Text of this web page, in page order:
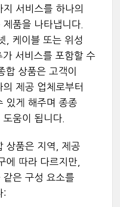
서비스를 하나의
품을 나타냅니다.
, 케이블 또는 위성
서비스를 포함할 수
합 상품은 고객이
제공 업체로부터
있게 해주며 종종
움이 됩니다.
상품은 지역, 제공
에 따라 다르지만,
같은 구성 요소를
: